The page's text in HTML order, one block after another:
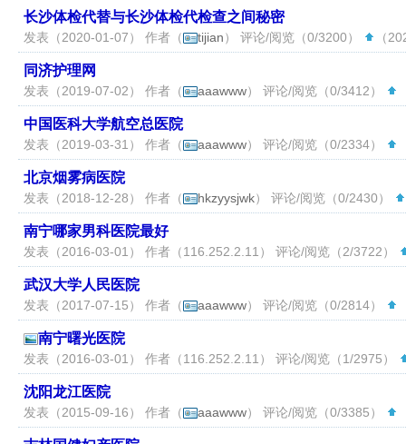
长沙体检代替与长沙体检代检查之间秘密
发表（2020-01-07） 作者（ tijian） 评论/阅览（0/3200） （
同济护理网
发表（2019-07-02） 作者（ aaawww） 评论/阅览（0/3412）
中国医科大学航空总医院
发表（2019-03-31） 作者（ aaawww） 评论/阅览（0/2334）
北京烟雾病医院
发表（2018-12-28） 作者（ hkzyysjwk） 评论/阅览（0/2430）
南宁哪家男科医院最好
发表（2016-03-01） 作者（116.252.2.11 ） 评论/阅览（2/3722）
武汉大学人民医院
发表（2017-07-15） 作者（ aaawww） 评论/阅览（0/2814）
南宁曙光医院
发表（2016-03-01） 作者（116.252.2.11 ） 评论/阅览（1/2975）
沈阳龙江医院
发表（2015-09-16） 作者（ aaawww） 评论/阅览（0/3385）